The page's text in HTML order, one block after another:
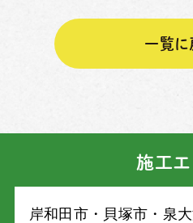
一覧に
施工エ
岸和⽥市・⾙塚市・泉